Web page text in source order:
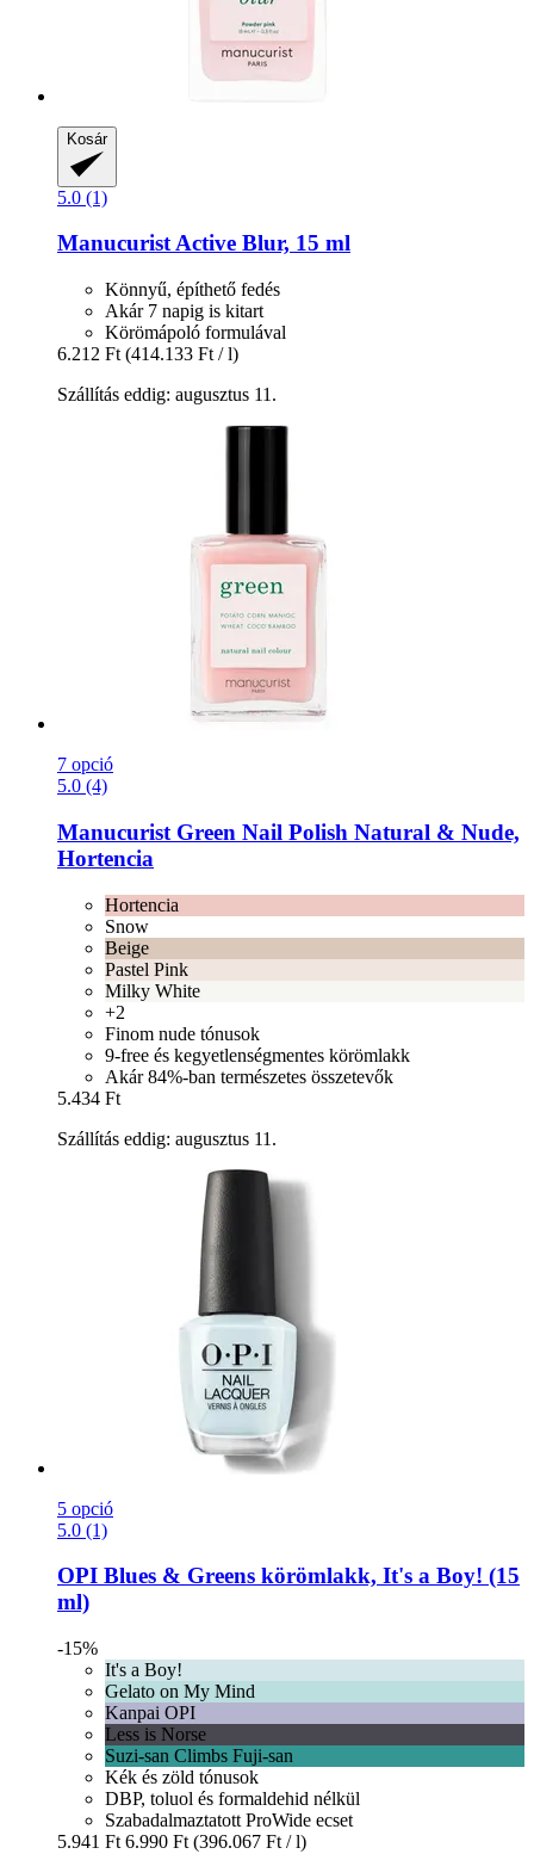
Kosár
5.0 (1)
ManucuristActive Blur, 15 ml
Könnyű, építhető fedés
Akár 7 napig is kitart
Körömápoló formulával
6.212 Ft (414.133 Ft / l)
Szállítás eddig: augusztus 11.
7 opció
5.0 (4)
Manucurist Green Nail Polish Natural & Nude,
Hortencia
Hortencia
Snow
Beige
Pastel Pink
Milky White
+2
Finom nude tónusok
9-free és kegyetlenségmentes körömlakk
Akár 84%-ban természetes összetevők
5.434 Ft
Szállítás eddig: augusztus 11.
5 opció
5.0 (1)
OPI Blues & Greens körömlakk, It's a Boy! (15
ml)
-15%
It's a Boy!
Gelato on My Mind
Kanpai OPI
Less is Norse
Suzi-san Climbs Fuji-san
Kék és zöld tónusok
DBP, toluol és formaldehid nélkül
Szabadalmaztatott ProWide ecset
5.941 Ft 6.990 Ft (396.067 Ft / l)